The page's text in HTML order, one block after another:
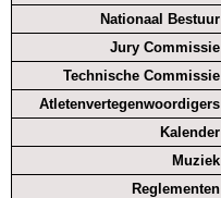
Nationaal Bestuur
Jury Commissie
Technische Commissie
Atletenvertegenwoordigers
Kalender
Muziek
Reglementen